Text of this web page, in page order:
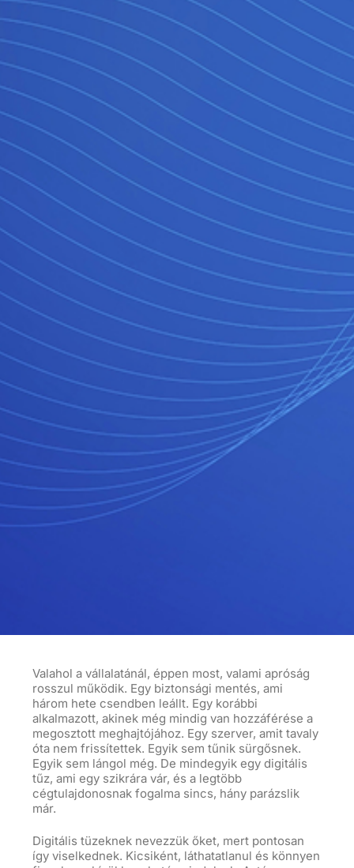
Valahol a vállalatánál, éppen most, valami apróság
rosszul működik. Egy biztonsági mentés, ami
három hete csendben leállt. Egy korábbi
alkalmazott, akinek még mindig van hozzáférése a
megosztott meghajtójához. Egy szerver,amit tavaly
óta nem frissítettek. Egyik sem tűnik sürgősnek.
Egyik sem lángol még. De mindegyik egy digitális
tűz, ami egy szikrára vár, és a legtöbb
cégtulajdonosnakfogalma sincs, hány parázslik
már.
Digitális tüzeknek nevezzük őket, mert pontosan
így viselkednek. Kicsiként, láthatatlanul és könnyen